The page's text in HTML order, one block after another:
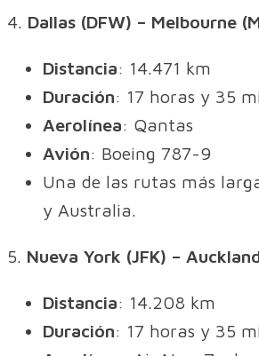
4. Dallas (DFW) – Melbourne
Distancia: 14.471 km
Duración: 17 horas y 35
Aerolínea: Qantas
Avión: Boeing 787-9
Una de las rutas más
y Australia.
5. Nueva York (JFK) –
Distancia: 14.208 km
Duración: 17 horas y 35